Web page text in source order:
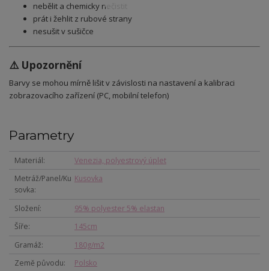
nebělit a chemicky nečistit
prát i žehlit z rubové strany
nesušit v sušičce
⚠️ Upozornění
Barvy se mohou mírně lišit v závislosti na nastavení a kalibraci
zobrazovacího zařízení (PC, mobilní telefon)
Parametry
Materiál
Venezia, polyestrový úplet
Metráž/Panel/Ku
sovka
Kusovka
Složení
95% polyester 5% elastan
Šíře
145cm
Gramáž
180g/m2
Země původu
Polsko